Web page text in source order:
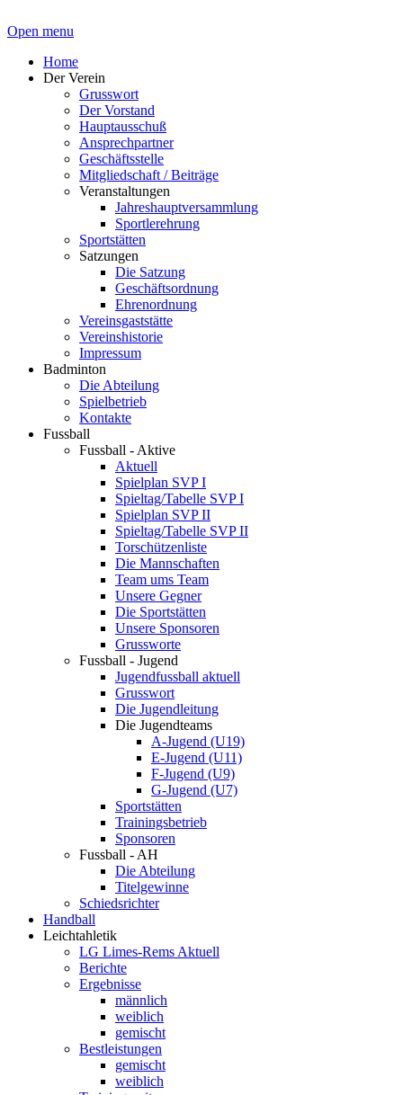
Open menu
Home
Der Verein
Grusswort
Der Vorstand
Hauptausschuß
Ansprechpartner
Geschäftsstelle
Mitgliedschaft / Beiträge
Veranstaltungen
Jahreshauptversammlung
Sportlerehrung
Sportstätten
Satzungen
Die Satzung
Geschäftsordnung
Ehrenordnung
Vereinsgaststätte
Vereinshistorie
Impressum
Badminton
Die Abteilung
Spielbetrieb
Kontakte
Fussball
Fussball - Aktive
Aktuell
Spielplan SVP I
Spieltag/Tabelle SVP I
Spielplan SVP II
Spieltag/Tabelle SVP II
Torschützenliste
Die Mannschaften
Team ums Team
Unsere Gegner
Die Sportstätten
Unsere Sponsoren
Grussworte
Fussball - Jugend
Jugendfussball aktuell
Grusswort
Die Jugendleitung
Die Jugendteams
A-Jugend (U19)
E-Jugend (U11)
F-Jugend (U9)
G-Jugend (U7)
Sportstätten
Trainingsbetrieb
Sponsoren
Fussball - AH
Die Abteilung
Titelgewinne
Schiedsrichter
Handball
Leichtahletik
LG Limes-Rems Aktuell
Berichte
Ergebnisse
männlich
weiblich
gemischt
Bestleistungen
gemischt
weiblich